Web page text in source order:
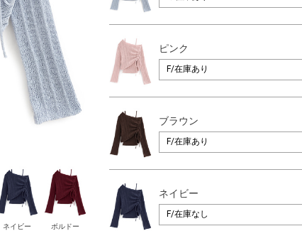
ネイビー ボルドー
ピンク
ブラウン
ネイビー